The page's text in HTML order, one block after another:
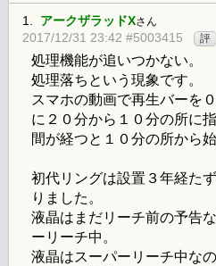
1. アークザラッドXさん
2017/12/31 23:42 #5003415 評
処理機能が追いつかない。
処理落ちという現象です。
スマホの動画で再生バーを
に２０分から１０分の所に
間が経つと１０分の所から
初代リングは設置３年経た
りました。
液晶はまだリーチ前の予告
ーリーチ中。
液晶はスーパーリーチ中な